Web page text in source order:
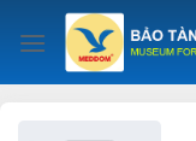
content